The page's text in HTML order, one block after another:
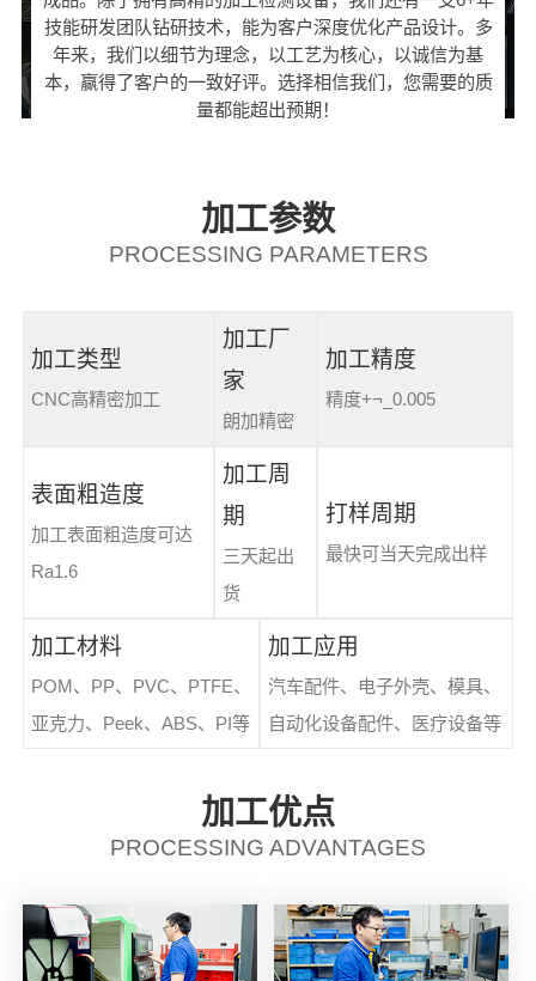
技能研发团队钻研技术，能为客户深度优化产品设计。多
年来，我们以细节为理念，以工艺为核心，以诚信为基
本，赢得了客户的一致好评。选择相信我们，您需要的质
量都能超出预期！
加工参数
PROCESSING PARAMETERS
加工类型
CNC高精密加工
加工厂
家
朗加精密
加工精度
精度+¬_0.005
表面粗造度
加工表面粗造度可达
Ra1.6
加工周
期
三天起出
货
打样周期
最快可当天完成出样
加工材料
POM、PP、PVC、PTFE、
亚克力、Peek、ABS、PI等
加工应用
汽车配件、电子外壳、模具、
自动化设备配件、医疗设备等
加工优点
PROCESSING ADVANTAGES